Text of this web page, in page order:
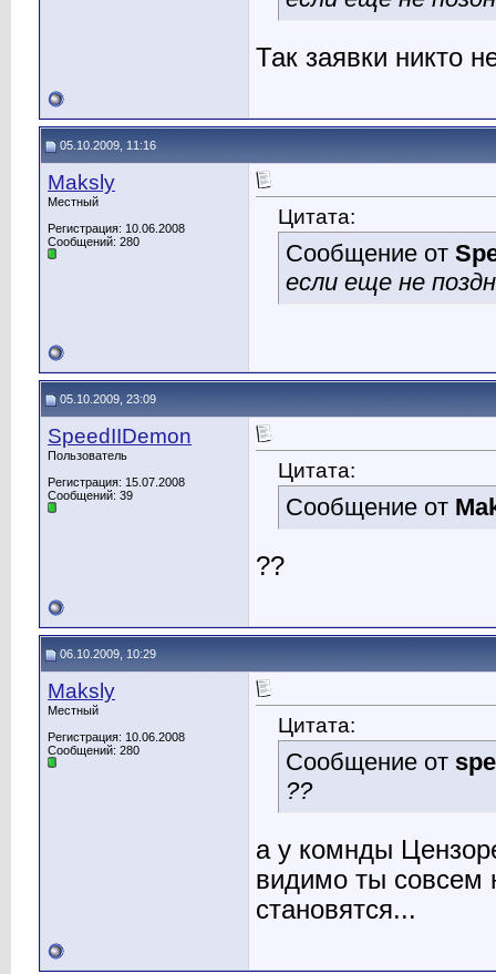
Так заявки никто
05.10.2009, 11:16
Maksly
Местный
Регистрация: 10.06.2008
Сообщений: 280
Цитата:
Сообщение от
если еще не
05.10.2009, 23:09
SpeedIIDemon
Пользователь
Регистрация: 15.07.2008
Сообщений: 39
Цитата:
Сообщение от
??
06.10.2009, 10:29
Maksly
Местный
Регистрация: 10.06.2008
Сообщений: 280
Цитата:
Сообщение от
??
а у комнды
видимо ты совсем
становятся...